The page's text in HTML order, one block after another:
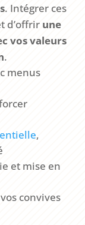
. Intégrer ces
d’offrir une
vos valeurs
.
menus
,
et mise en
convives